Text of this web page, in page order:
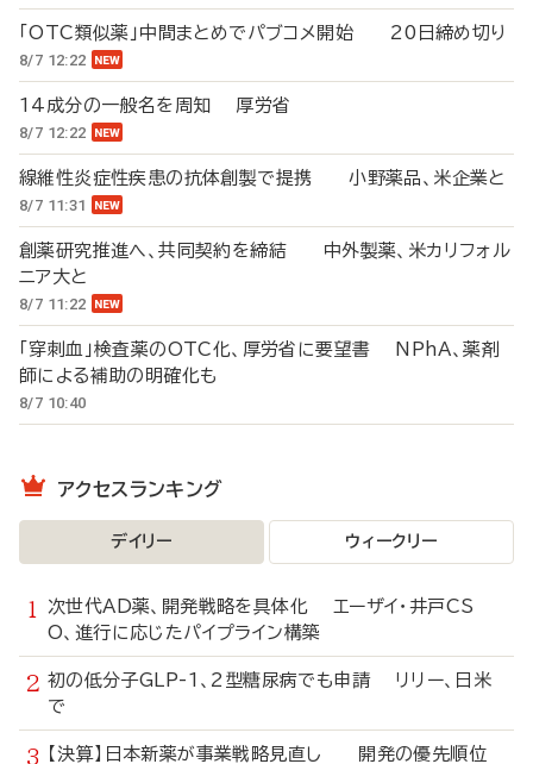
「OTC類似薬」中間まとめでパブコメ開始 20日締め切り
8/7 12:22
14成分の一般名を周知 厚労省
8/7 12:22
線維性炎症性疾患の抗体創製で提携 小野薬品、米企業と
8/7 11:31
創薬研究推進へ、共同契約を締結 中外製薬、米カリフォル
ニア大と
8/7 11:22
「穿刺血」検査薬のOTC化、厚労省に要望書 NPhA、薬剤
師による補助の明確化も
8/7 10:40
アクセスランキング
デイリー ウィークリー
次世代AD薬、開発戦略を具体化 エーザイ・井戸CS
O、進行に応じたパイプライン構築
初の低分子GLP-1、2型糖尿病でも申請 リリー、日米
で
【決算】日本新薬が事業戦略見直し 開発の優先順位